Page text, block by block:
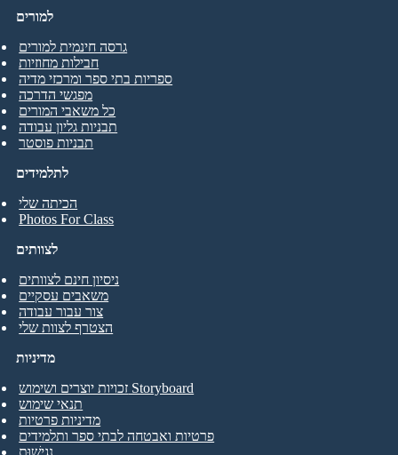
לתלמידים
הכיתה שלי
Photos For Class
למורים
גרסה חינמית למורים
חבילות מחוזיות
ספריות בתי ספר ומרכזי מדיה
מפגשי הדרכה
כל משאבי המורים
תבניות גליון עבודה
תבניות פוסטר
לצוותים
ניסיון חינם לצוותים
משאבים עסקיים
צור עבור עבודה
הצטרף לצוות שלי
מדיניות
זכויות יוצרים ושימוש Storyboard
תנאי שימוש
מדיניות פרטיות
פרטיות ואבטחה לבתי ספר ותלמידים
נְגִישׁוּת